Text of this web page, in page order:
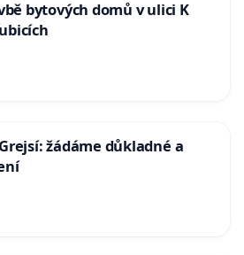
bytových domů v ulici K
žádáme důkladné a